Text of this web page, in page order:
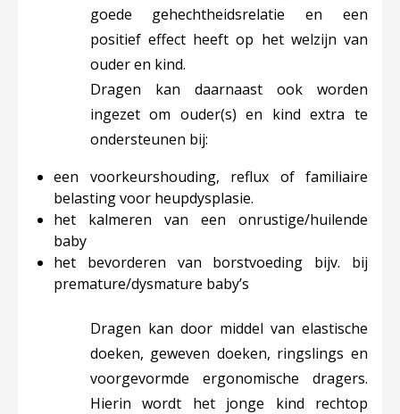
goede gehechtheidsrelatie en een
positief effect heeft op het welzijn van
ouder en kind.
Dragen kan daarnaast ook worden
ingezet om ouder(s) en kind extra te
ondersteunen bij:
een voorkeurshouding, reflux of familiaire
belasting voor heupdysplasie.
het kalmeren van een onrustige/huilende
baby
het bevorderen van borstvoeding bijv. bij
premature/dysmature baby’s
Dragen kan door middel van elastische
doeken, geweven doeken, ringslings en
voorgevormde ergonomische dragers.
Hierin wordt het jonge kind rechtop